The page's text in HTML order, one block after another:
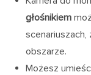
głośnikiem
scenariuszach,
obszarze.
Możesz